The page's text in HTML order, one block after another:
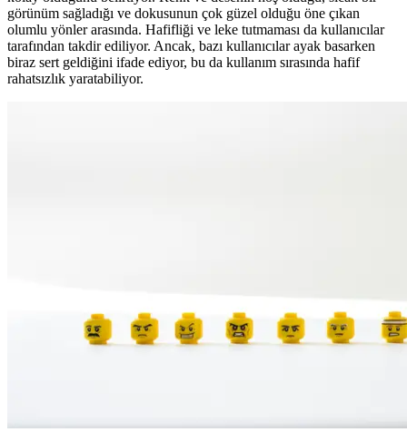
görünüm sağladığı ve dokusunun çok güzel olduğu öne çıkan
olumlu yönler arasında. Hafifliği ve leke tutmaması da kullanıcılar
tarafından takdir ediliyor. Ancak, bazı kullanıcılar ayak basarken
biraz sert geldiğini ifade ediyor, bu da kullanım sırasında hafif
rahatsızlık yaratabiliyor.